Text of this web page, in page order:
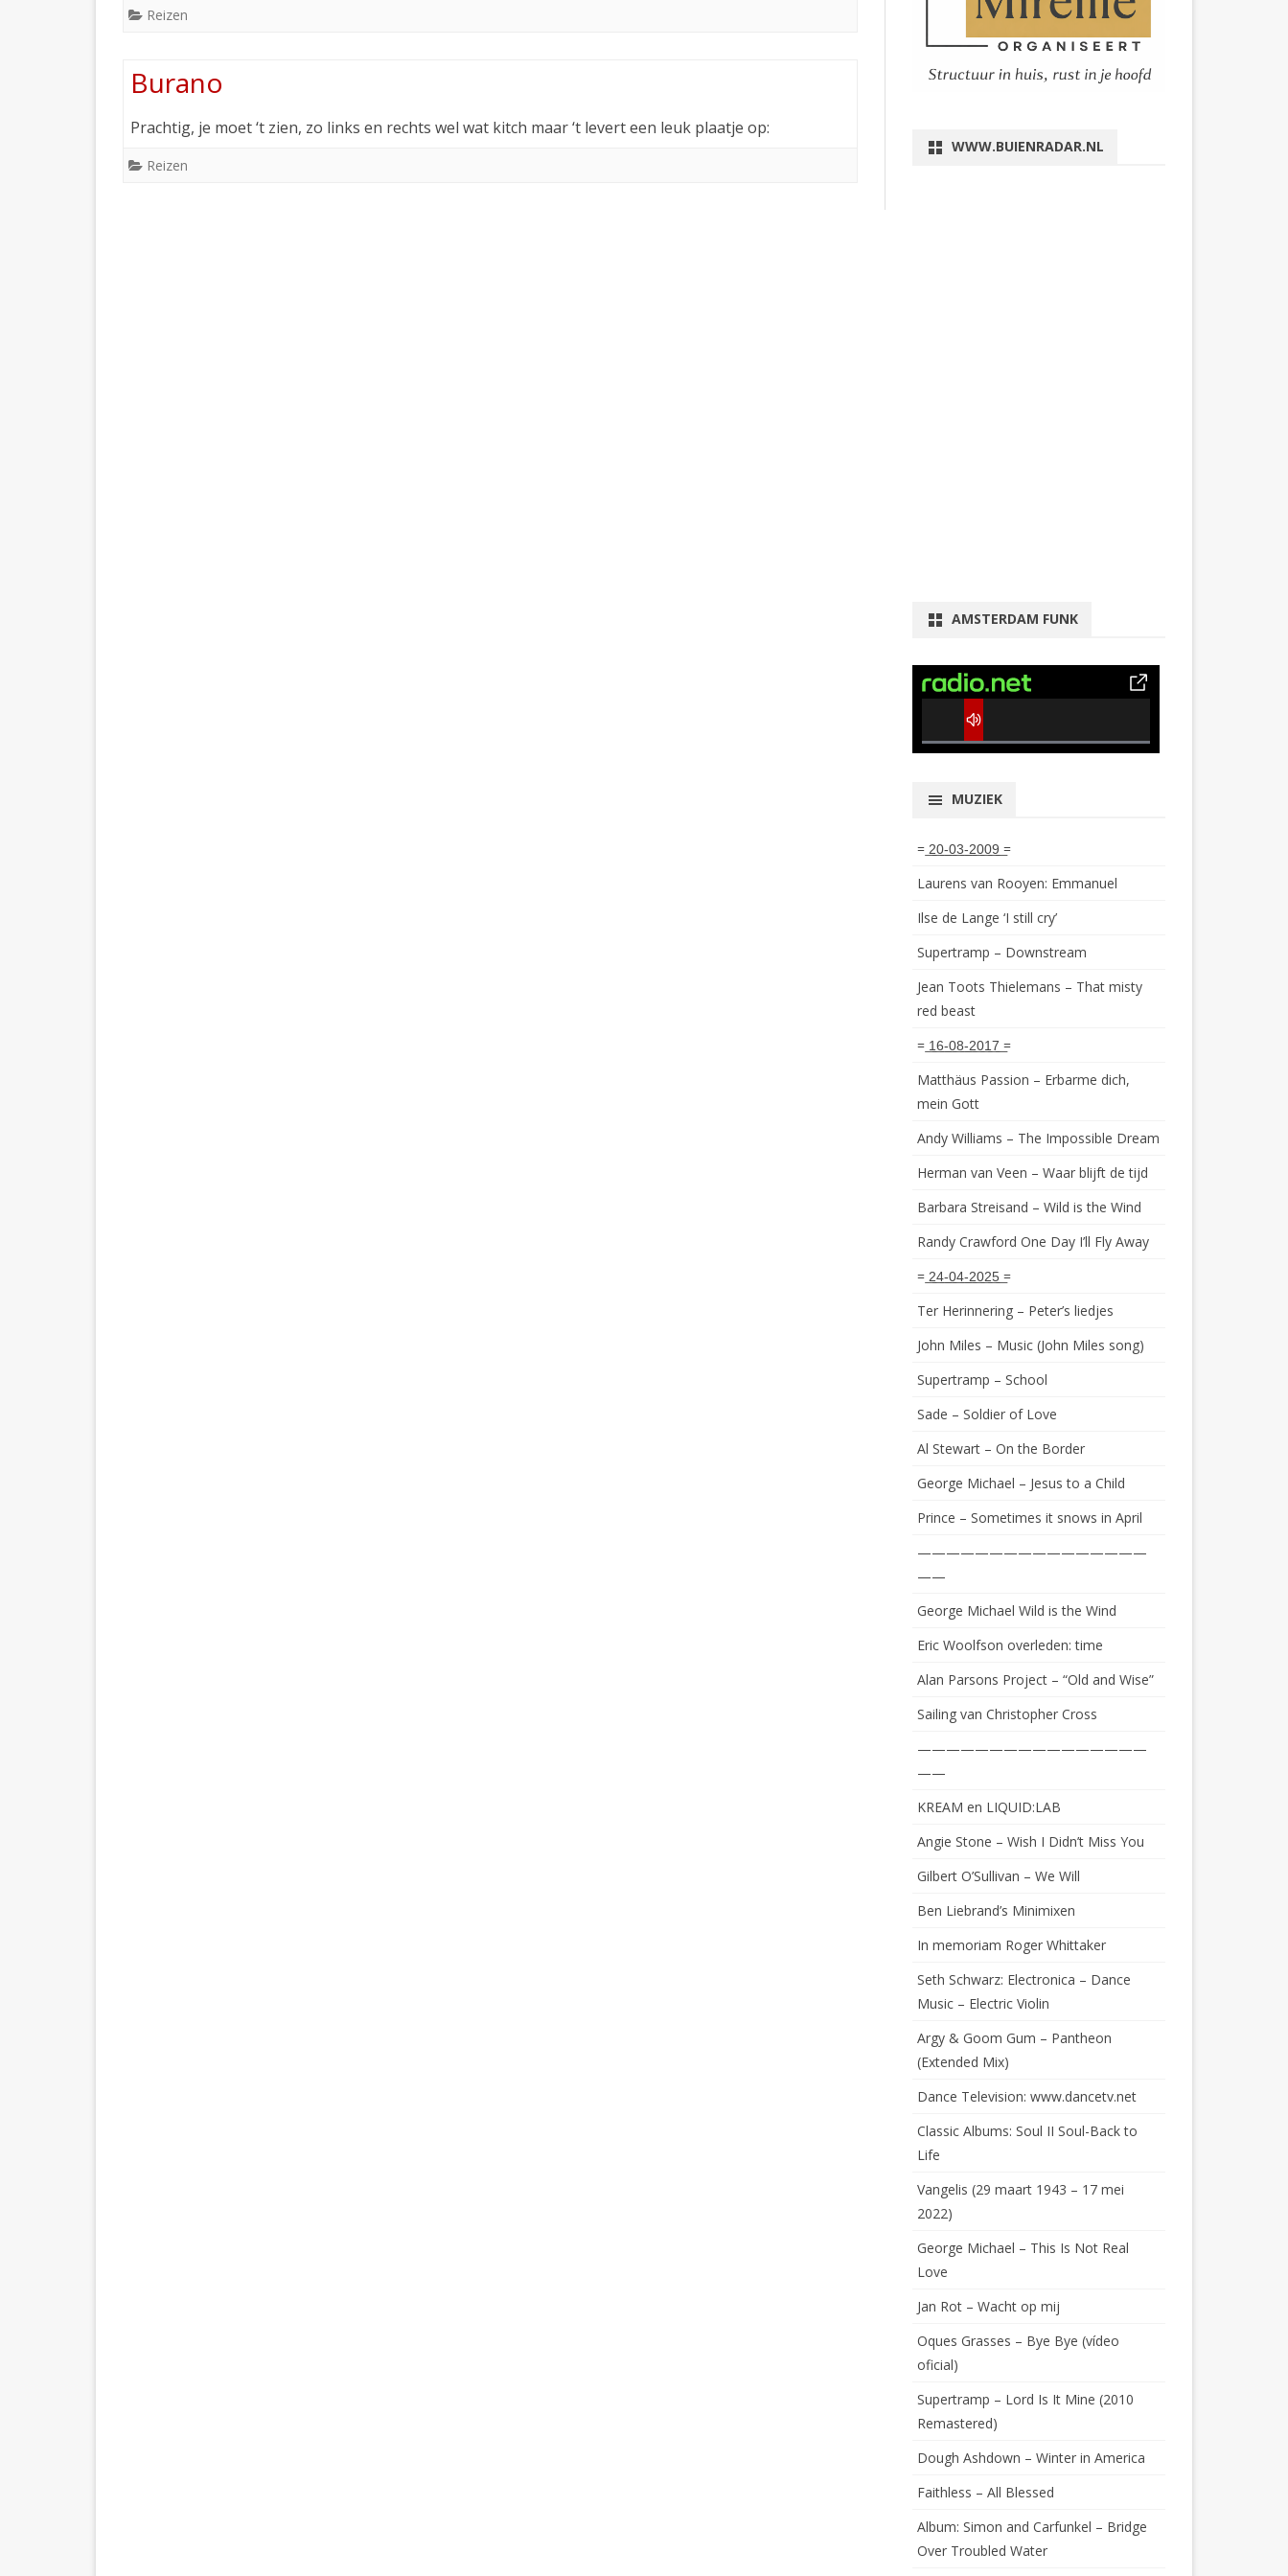
Reizen
Burano
Prachtig, je moet ‘t zien, zo links en rechts wel wat kitch maar ‘t levert een leuk plaatje op:
Reizen
WWW.BUIENRADAR.NL
AMSTERDAM FUNK
0% Complete
MUZIEK
= ͟2͟0͟-͟0͟3͟-͟2͟0͟0͟9͟ =
Laurens van Rooyen: Emmanuel
Ilse de Lange ‘I still cry’
Supertramp – Downstream
Jean Toots Thielemans – That misty
red beast
= ͟1͟6͟-͟0͟8͟-͟2͟0͟1͟7͟ =
Matthäus Passion – Erbarme dich,
mein Gott
Andy Williams – The Impossible Dream
Herman van Veen – Waar blijft de tijd
Barbara Streisand – Wild is the Wind
Randy Crawford One Day I’ll Fly Away
= ͟2͟4͟-͟0͟4͟-͟2͟0͟2͟5͟ =
Ter Herinnering – Peter’s liedjes
John Miles – Music (John Miles song)
Supertramp – School
Sade – Soldier of Love
Al Stewart – On the Border
George Michael – Jesus to a Child
Prince – Sometimes it snows in April
————————————————
——
George Michael Wild is the Wind
Eric Woolfson overleden: time
Alan Parsons Project – “Old and Wise”
Sailing van Christopher Cross
————————————————
——
KREAM en LIQUID:LAB
Angie Stone – Wish I Didn’t Miss You
Gilbert O’Sullivan – We Will
Ben Liebrand’s Minimixen
In memoriam Roger Whittaker
Seth Schwarz: Electronica – Dance
Music – Electric Violin
Argy & Goom Gum – Pantheon
(Extended Mix)
Dance Television: www.dancetv.net
Classic Albums: Soul II Soul-Back to
Life
Vangelis (29 maart 1943 – 17 mei
2022)
George Michael – This Is Not Real
Love
Jan Rot – Wacht op mij
Oques Grasses – Bye Bye (vídeo
oficial)
Supertramp – Lord Is It Mine (2010
Remastered)
Dough Ashdown – Winter in America
Faithless – All Blessed
Album: Simon and Carfunkel – Bridge
Over Troubled Water